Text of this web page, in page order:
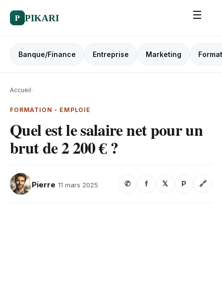
P PIKARI ☰
Banque/Finance Entreprise Marketing
Accueil›
FORMATION - EMPLOIE
Quel est le salaire net pour un
brut de 2 200 € ?
Pierre 11 mars 2025 ✆ f 𝕏 P 🔗